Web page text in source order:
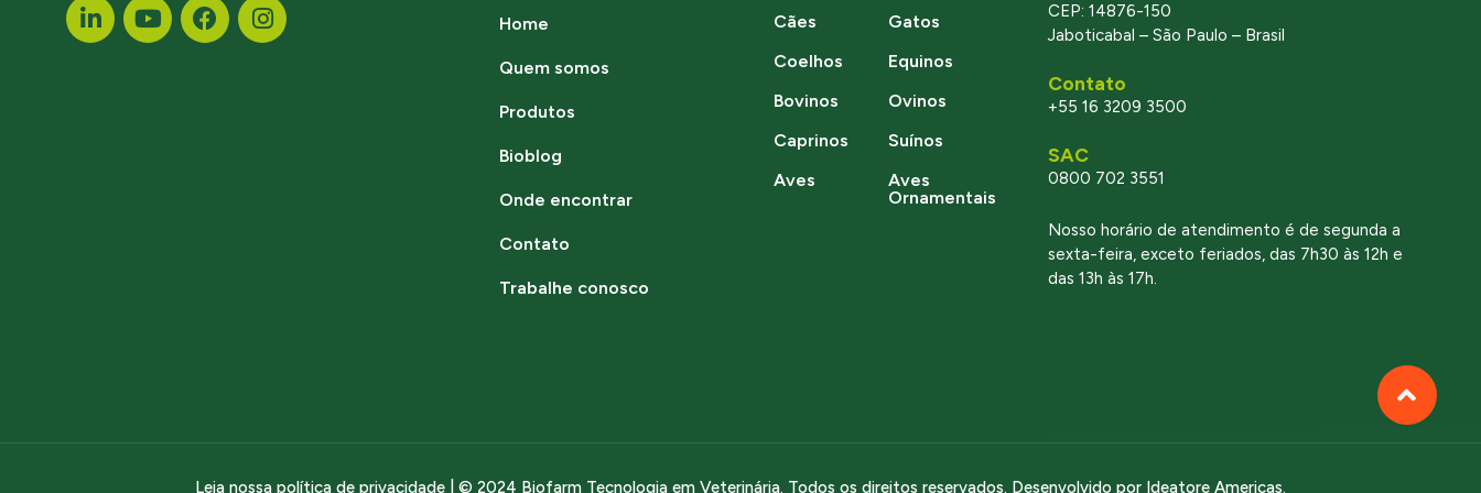
Home
Quem somos
Produtos
Bioblog
Onde encontrar
Contato
Trabalhe conosco
Cães
Gatos
Coelhos
Equinos
Bovinos
Ovinos
Caprinos
Suínos
Aves
Aves
Ornamentais
CEP: 14876-150
Jaboticabal – São Paulo – Brasil
Contato
+55 16 3209 3500
SAC
0800 702 3551
Nosso horário de atendimento é de segunda a
sexta-feira, exceto feriados, das 7h30 às 12h e
das 13h às 17h.
Leia nossa política de privacidade | © 2024 Biofarm Tecnologia em Veterinária. Todos os direitos reservados. Desenvolvido por Ideatore Americas.